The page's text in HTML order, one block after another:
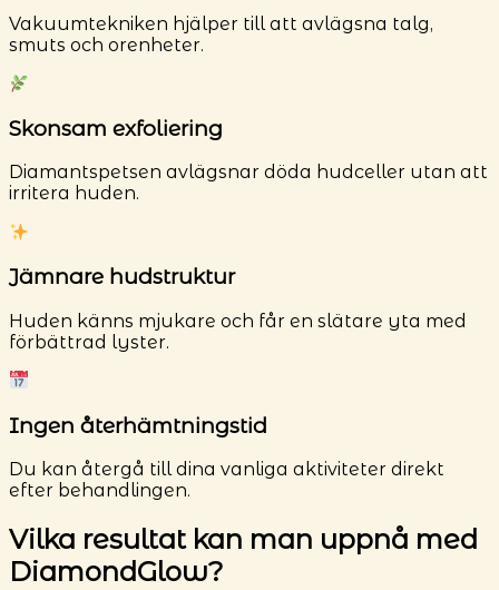
Vakuumtekniken hjälper till att avlägsna talg,
smuts och orenheter.
Skonsam exfoliering
Diamantspetsen avlägsnar döda hudceller utan att
irritera huden.
Jämnare hudstruktur
Huden känns mjukare och får en slätare yta med
förbättrad lyster.
Ingen återhämtningstid
Du kan återgå till dina vanliga aktiviteter direkt
efter behandlingen.
Vilka resultat kan man uppnå med
DiamondGlow?